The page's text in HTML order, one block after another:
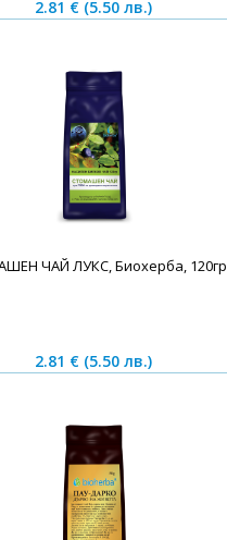
2.81 € (5.50 лв.)
ЧАЙ ЛУКС, Биохерба, 120гр
2.81 € (5.50 лв.)